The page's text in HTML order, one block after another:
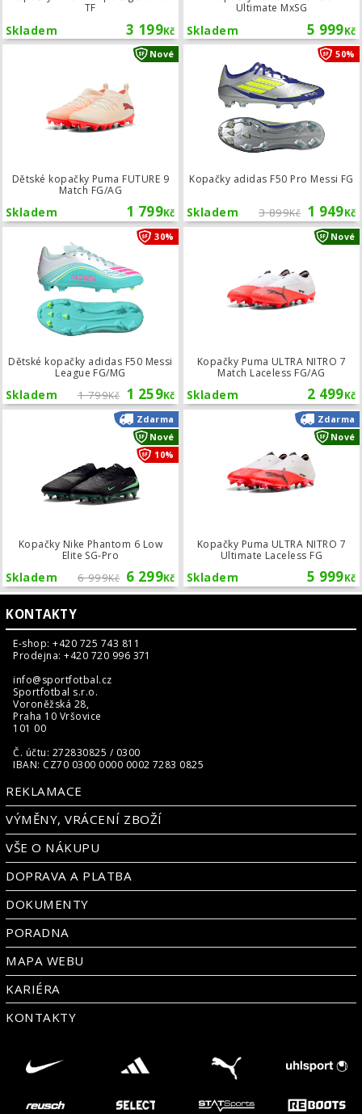
TF
3 199Kč
Skladem
Ultimate MxSG
5 999Kč
Skladem
Dětské kopačky Puma FUTURE 9
Match FG/AG
1 799Kč
Skladem
Nové Dětské kopačky Puma FUTURE 9
Kopačky adidas F50 Pro Messi FG
3 899Kč 1 949Kč
Skladem
50%
Dětské kopačky adidas F50 Messi
League FG/MG
1 799Kč 1 259Kč
Skladem
30% Dětské kopačky adidas F50 Messi
Kopačky Puma ULTRA NITRO 7
Match Laceless FG/AG
2 499Kč
Skladem
Nové
Kopačky Nike Phantom 6 Low
Elite SG-Pro
6 999Kč 6 299Kč
Skladem
Zdarma
Nové
10%
Kopačky Nike Phantom 6 Low Elite
Kopačky Puma ULTRA NITRO 7
Ultimate Laceless FG
5 999Kč
Skladem
Zdarma
Nové
KONTAKTY
E-shop: +420 725 743 811
Prodejna: +420 720 996 371
info@sportfotbal.cz
Sportfotbal s.r.o.
Voroněžská 28,
Praha 10 Vršovice
101 00
Č. účtu: 272830825 / 0300
IBAN: CZ70 0300 0000 0002 7283 0825
REKLAMACE
VÝMĚNY, VRÁCENÍ ZBOŽÍ
VŠE O NÁKUPU
DOPRAVA A PLATBA
DOKUMENTY
PORADNA
MAPA WEBU
KARIÉRA
KONTAKTY